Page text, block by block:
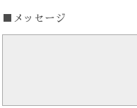
■メッセージ